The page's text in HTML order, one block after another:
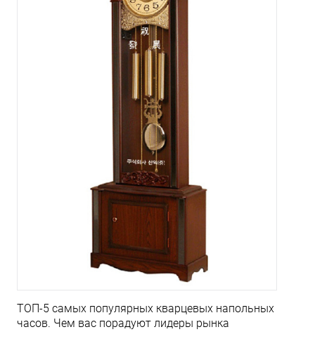
ТОП-5 самых популярных кварцевых напольных
часов. Чем вас порадуют лидеры рынка